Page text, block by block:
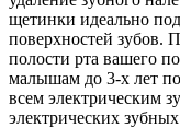
щетинки идеально
поверхностей зубов.
полости рта вашего
малышам до 3-х лет
всем электрическим
электрических